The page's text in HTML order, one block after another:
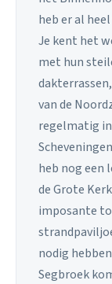
heb er al
Je kent het
met hun
van de
regelmatig
heb nog een
de Grote
imposante
nodig
Segbroek